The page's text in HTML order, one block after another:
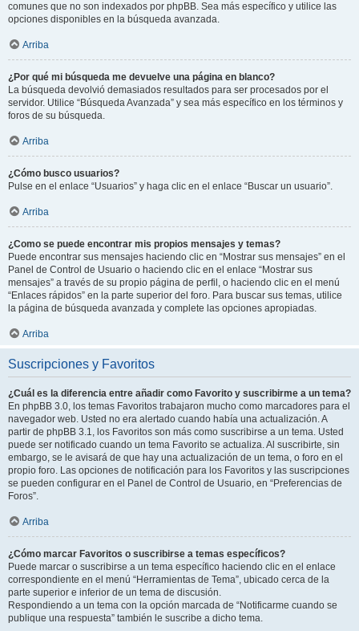
comunes que no son indexados por phpBB. Sea más específico y utilice las
opciones disponibles en la búsqueda avanzada.
Arriba
¿Por qué mi búsqueda me devuelve una página en blanco?
La búsqueda devolvió demasiados resultados para ser procesados por el
servidor. Utilice “Búsqueda Avanzada” y sea más específico en los términos y
foros de su búsqueda.
Arriba
¿Cómo busco usuarios?
Pulse en el enlace “Usuarios” y haga clic en el enlace “Buscar un usuario”.
Arriba
¿Como se puede encontrar mis propios mensajes y temas?
Puede encontrar sus mensajes haciendo clic en “Mostrar sus mensajes” en el
Panel de Control de Usuario o haciendo clic en el enlace “Mostrar sus
mensajes” a través de su propio página de perfil, o haciendo clic en el menú
“Enlaces rápidos” en la parte superior del foro. Para buscar sus temas, utilice
la página de búsqueda avanzada y complete las opciones apropiadas.
Arriba
Suscripciones y Favoritos
¿Cuál es la diferencia entre añadir como Favorito y suscribirme a un tema?
En phpBB 3.0, los temas Favoritos trabajaron mucho como marcadores para el
navegador web. Usted no era alertado cuando había una actualización. A
partir de phpBB 3.1, los Favoritos son más como suscribirse a un tema. Usted
puede ser notificado cuando un tema Favorito se actualiza. Al suscribirte, sin
embargo, se le avisará de que hay una actualización de un tema, o foro en el
propio foro. Las opciones de notificación para los Favoritos y las suscripciones
se pueden configurar en el Panel de Control de Usuario, en “Preferencias de
Foros”.
Arriba
¿Cómo marcar Favoritos o suscribirse a temas específicos?
Puede marcar o suscribirse a un tema específico haciendo clic en el enlace
correspondiente en el menú “Herramientas de Tema”, ubicado cerca de la
parte superior e inferior de un tema de discusión.
Respondiendo a un tema con la opción marcada de “Notificarme cuando se
publique una respuesta” también le suscribe a dicho tema.